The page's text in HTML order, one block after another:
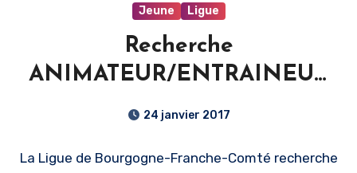
Jeune Ligue
Recherche
ANIMATEUR/ENTRAINEUR
Championnat de France
24 janvier 2017
La Ligue de Bourgogne-Franche-Comté recherche